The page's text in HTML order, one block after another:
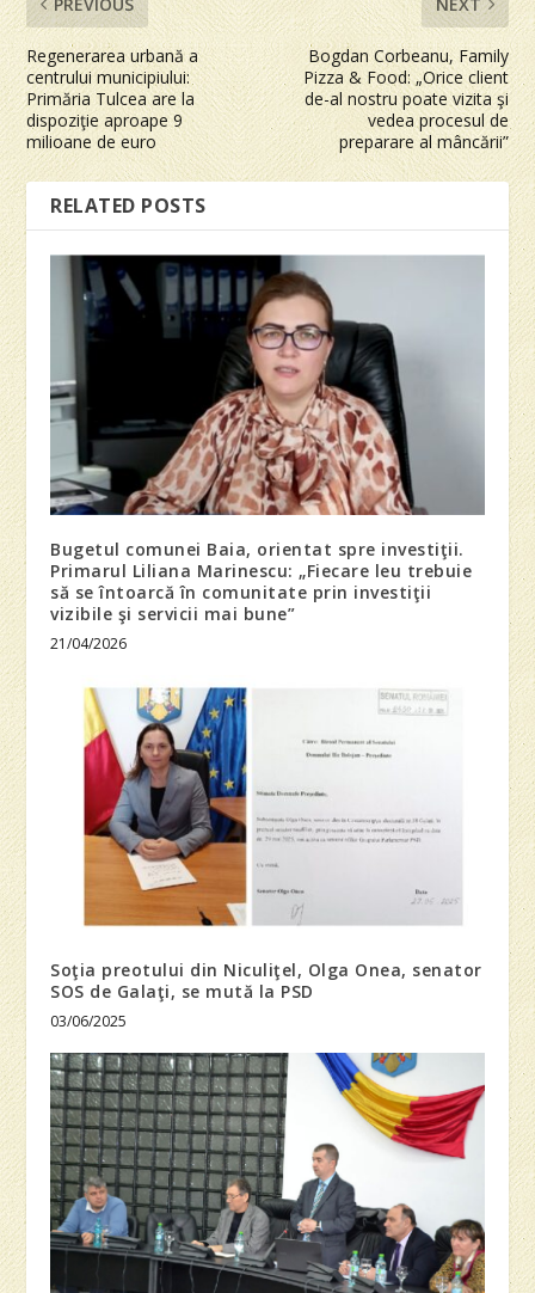
Regenerarea urbană a
centrului municipiului:
Primăria Tulcea are la
dispoziţie aproape 9
milioane de euro
Bogdan Corbeanu, Family
Pizza & Food: „Orice client
de-al nostru poate vizita şi
vedea procesul de
preparare al mâncării”
RELATED POSTS
Bugetul comunei Baia, orientat spre investiţii.
Primarul Liliana Marinescu: „Fiecare leu trebuie
să se întoarcă în comunitate prin investiţii
vizibile şi servicii mai bune”
21/04/2026
Soţia preotului din Niculiţel, Olga Onea, senator
SOS de Galaţi, se mută la PSD
03/06/2025